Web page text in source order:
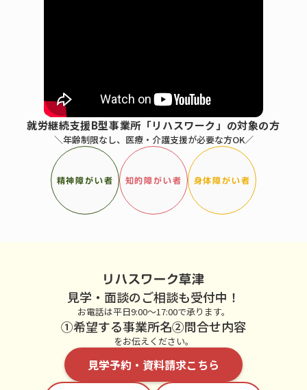
就労継続支援B型事業所「リハスワーク」の対象の方
＼年齢制限なし、医療・介護支援が必要な方OK／
精神障がい者 知的障がい者 身体障がい者
リハスワーク草津
見学・面談のご相談も受付中！
をお伝えください。
①希望する事業所名②問合せ内容
お電話は平日9:00～17:00で承ります。
見学予約・資料請求こちら